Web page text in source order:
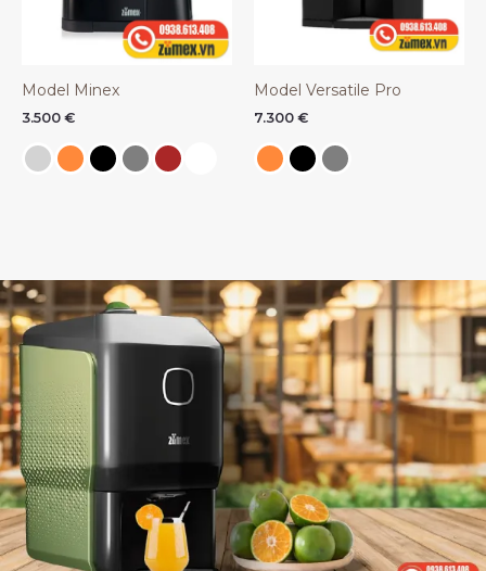
Model Minex
3.500 €
Model Versatile Pro
7.300 €